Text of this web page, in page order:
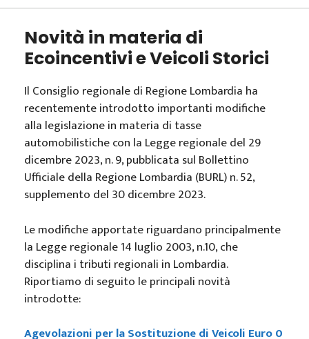
Novità in materia di
Ecoincentivi e Veicoli Storici
Il Consiglio regionale di Regione Lombardia ha
recentemente introdotto importanti modifiche
alla legislazione in materia di tasse
automobilistiche con la Legge regionale del 29
dicembre 2023, n. 9, pubblicata sul Bollettino
Ufficiale della Regione Lombardia (BURL) n. 52,
supplemento del 30 dicembre 2023.
Le modifiche apportate riguardano principalmente
la Legge regionale 14 luglio 2003, n.10, che
disciplina i tributi regionali in Lombardia.
Riportiamo di seguito le principali novità
introdotte:
Agevolazioni per la Sostituzione di Veicoli Euro 0